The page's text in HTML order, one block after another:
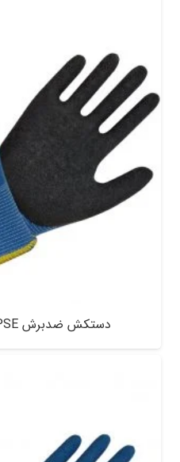
دستکش ضدبرش PSE مدل گلستان کد 121